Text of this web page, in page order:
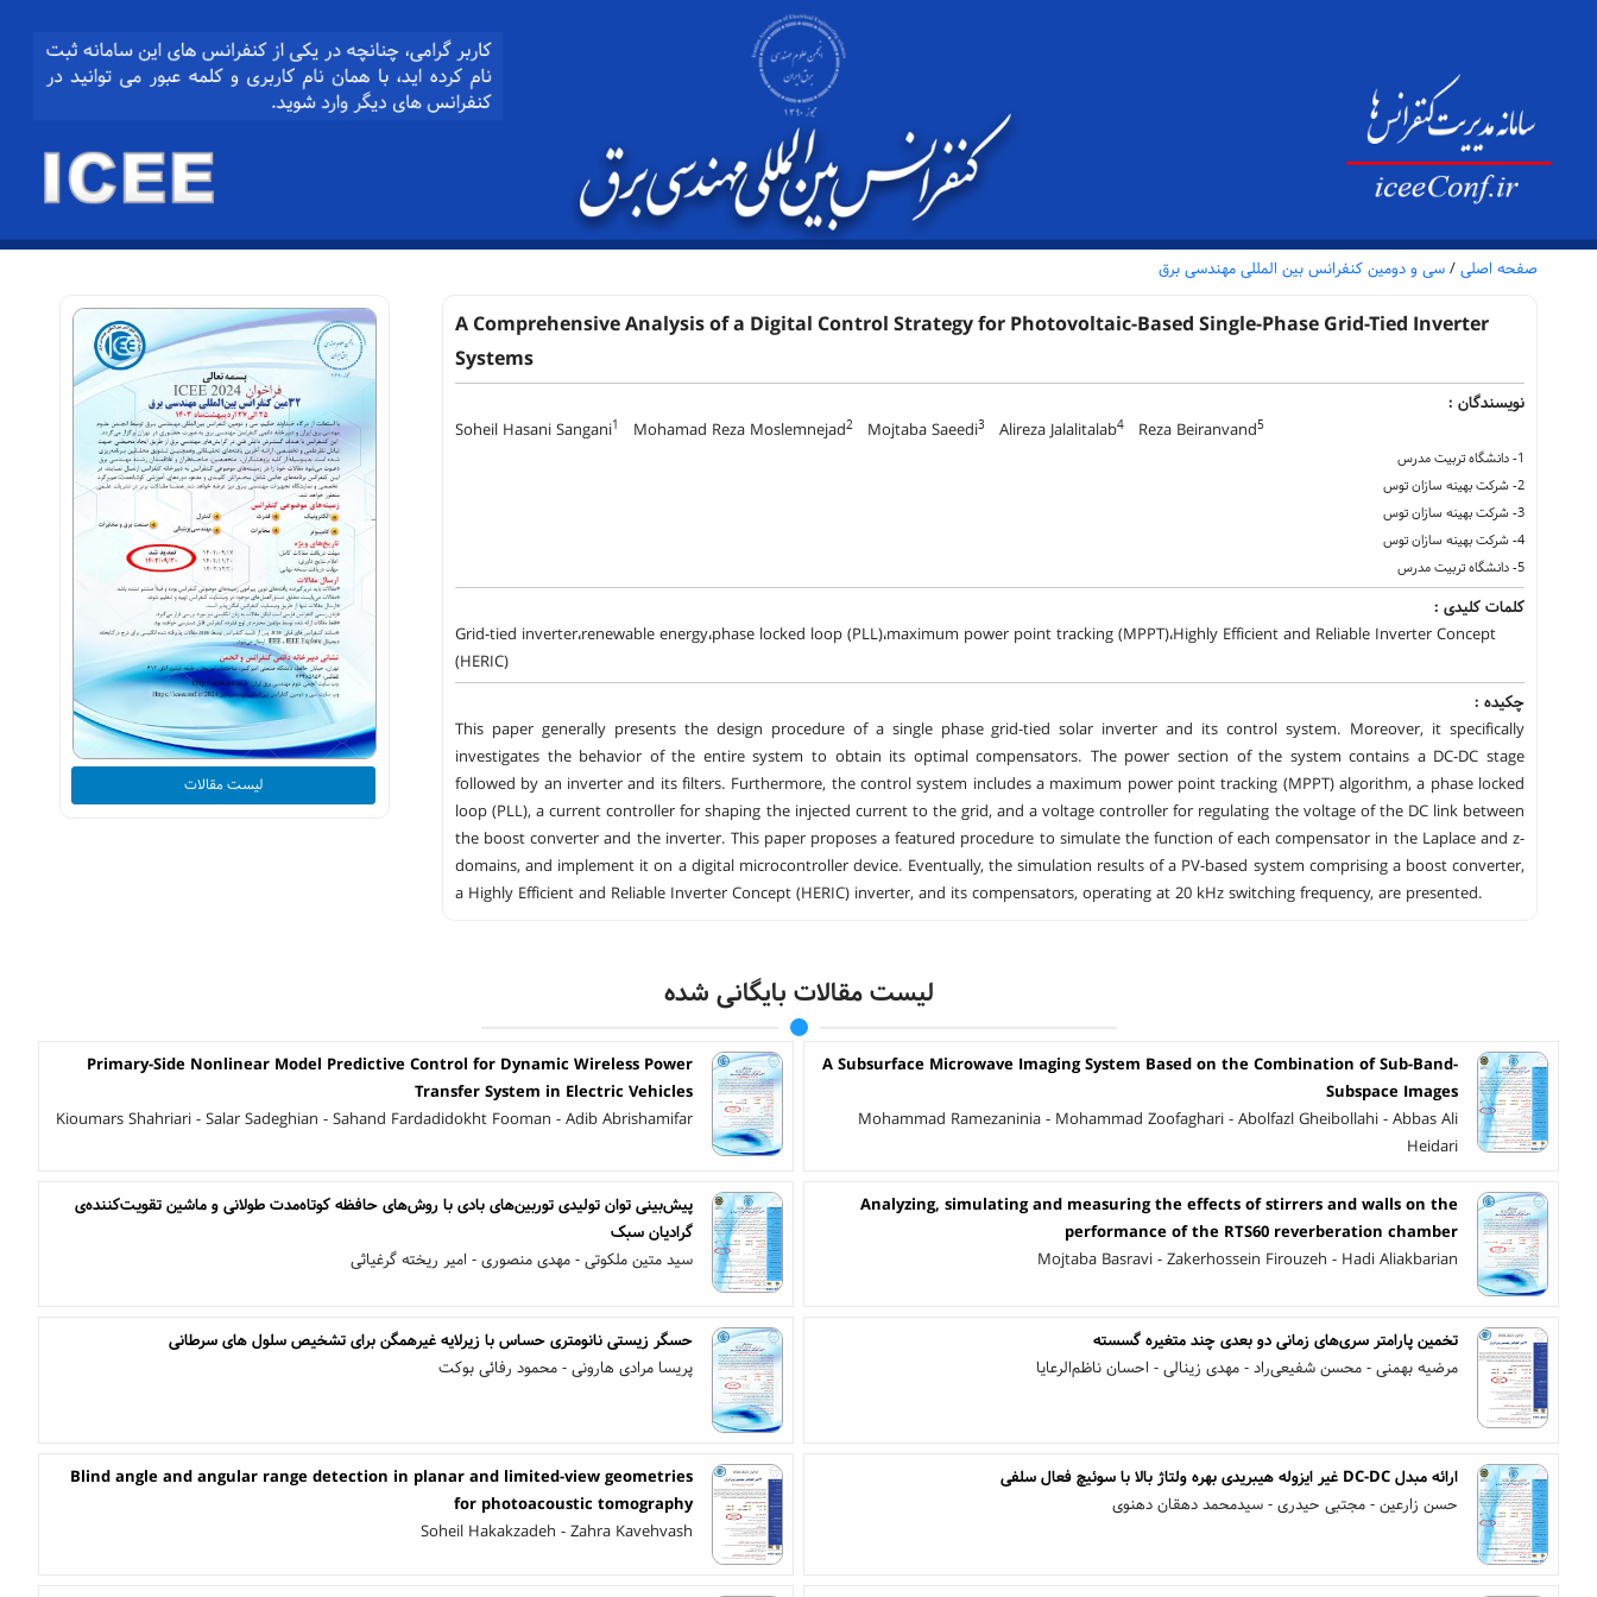
صفحه اصلی / سی و دومین کنفرانس بین المللی مهندسی برق
A Comprehensive Analysis of a Digital Control Strategy for Photovoltaic-Based Single-Phase Grid-Tied Inverter
Systems
نویسندگان :
Soheil Hasani Sangani1 Mohamad Reza Moslemnejad2 Mojtaba Saeedi3 Alireza Jalalitalab4 Reza Beiranvand5
1- دانشگاه تربیت مدرس
2- شرکت بهینه سازان توس
3- شرکت بهینه سازان توس
4- شرکت بهینه سازان توس
5- دانشگاه تربیت مدرس
کلمات کلیدی :
Grid-tied inverter،renewable energy،phase locked loop (PLL)،maximum power point tracking (MPPT)،Highly Efficient and Reliable Inverter Concept
(HERIC)
چکیده :
This paper generally presents the design procedure of a single phase grid-tied solar inverter and its control system. Moreover, it specifically
investigates the behavior of the entire system to obtain its optimal compensators. The power section of the system contains a DC-DC stage
followed by an inverter and its filters. Furthermore, the control system includes a maximum power point tracking (MPPT) algorithm, a phase locked
loop (PLL), a current controller for shaping the injected current to the grid, and a voltage controller for regulating the voltage of the DC link between
the boost converter and the inverter. This paper proposes a featured procedure to simulate the function of each compensator in the Laplace and z-
domains, and implement it on a digital microcontroller device. Eventually, the simulation results of a PV-based system comprising a boost converter,
a Highly Efficient and Reliable Inverter Concept (HERIC) inverter, and its compensators, operating at 20 kHz switching frequency, are presented.
لیست مقالات
لیست مقالات بایگانی شده
A Subsurface Microwave Imaging System Based on the Combination of Sub-Band-
Subspace Images
Mohammad Ramezaninia - Mohammad Zoofaghari - Abolfazl Gheibollahi - Abbas Ali
Heidari
Primary-Side Nonlinear Model Predictive Control for Dynamic Wireless Power
Transfer System in Electric Vehicles
Kioumars Shahriari - Salar Sadeghian - Sahand Fardadidokht Fooman - Adib Abrishamifar
Analyzing, simulating and measuring the effects of stirrers and walls on the
performance of the RTS60 reverberation chamber
Mojtaba Basravi - Zakerhossein Firouzeh - Hadi Aliakbarian
پیش‌بینی توان تولیدی توربین‌های بادی با روش‌های حافظه کوتاه‌مدت طولانی و ماشین تقویت‌کننده‌ی
گرادیان سبک
سید متین ملکوتی - مهدی منصوری - امیر ریخته گرغیاثی
تخمین پارامتر سری‌های زمانی دو بعدی چند متغیره گسسته
مرضیه بهمنی - محسن شفیعی‌راد - مهدی زینالی - احسان ناظم‌الرعایا
حسگر زیستی نانومتری حساس با زیرلایه غیرهمگن برای تشخیص سلول های سرطانی
پریسا مرادی هارونی - محمود رفائی بوکت
ارائه مبدل DC-DC غیر ایزوله هیبریدی بهره ولتاژ بالا با سوئیچ فعال سلفی
حسن زارعین - مجتبی حیدری - سیدمحمد دهقان دهنوی
Blind angle and angular range detection in planar and limited-view geometries
for photoacoustic tomography
Soheil Hakakzadeh - Zahra Kavehvash